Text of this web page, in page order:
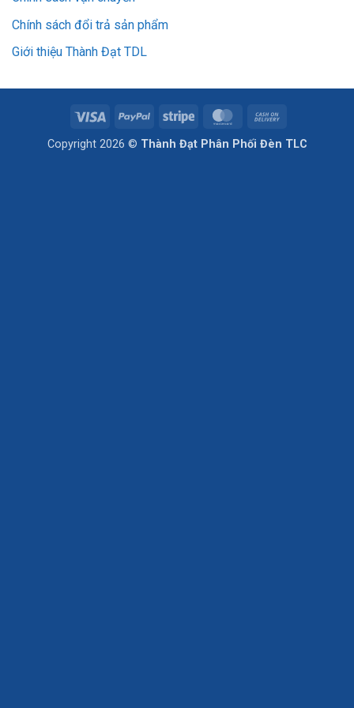
Chính sách đổi trả sản phẩm
Giới thiệu Thành Đạt TDL
Visa PayPal Stripe MasterCard
Delivery
Copyright 2026 © Thành Đạt Phân Phối Đèn TLC